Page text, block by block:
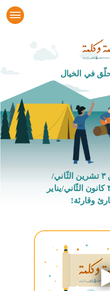
في الخيال
هناك تحدٍّ مُتاح من ٣ تشرين الثّاني/
نوفمبر ٢٠٢٥ حتّى ٣ كانون الثّاني/يناير